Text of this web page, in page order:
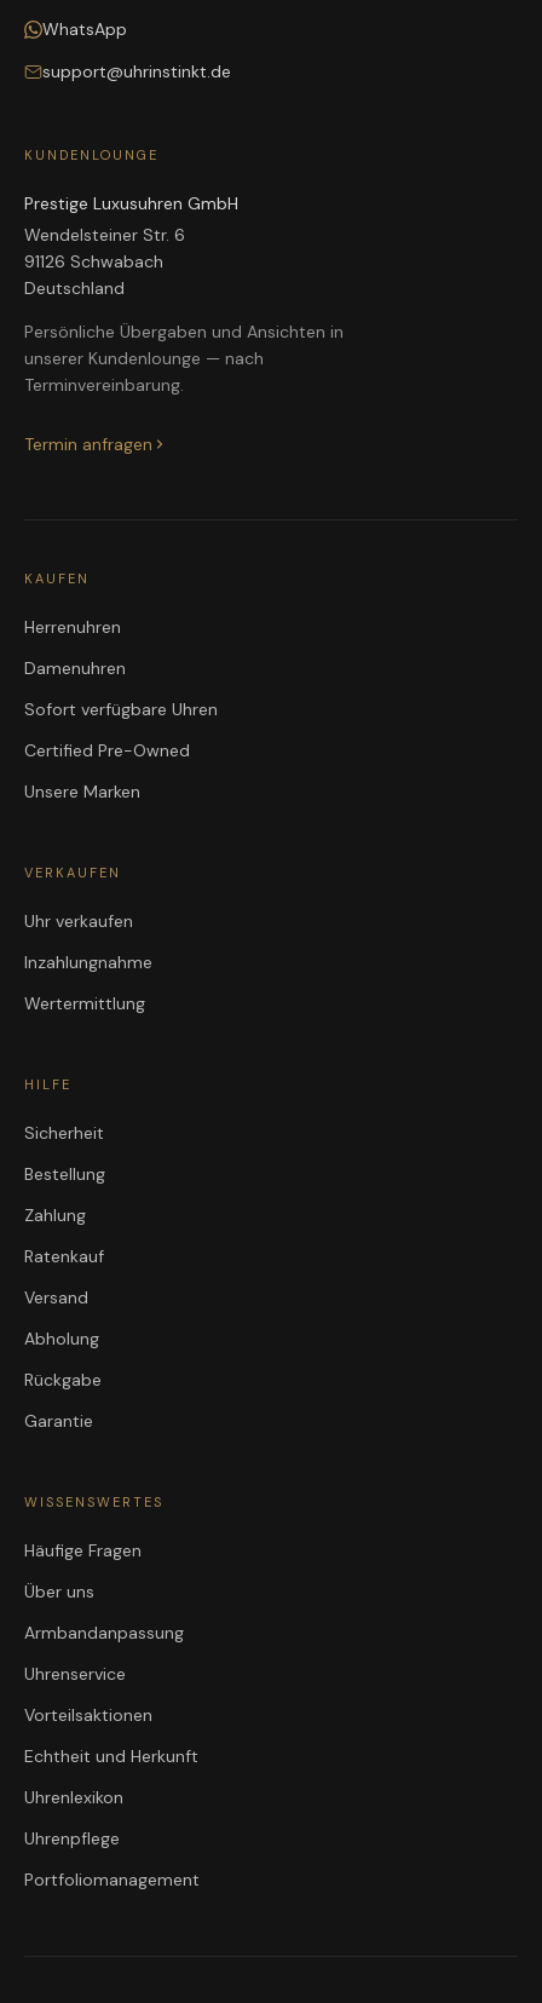
WhatsApp
support@uhrinstinkt.de
KUNDENLOUNGE
Prestige Luxusuhren GmbH
Wendelsteiner Str. 6
91126 Schwabach
Deutschland
Persönliche Übergaben und Ansichten in
unserer Kundenlounge — nach
Terminvereinbarung.
Termin anfragen
KAUFEN
Herrenuhren
Damenuhren
Sofort verfügbare Uhren
Certified Pre-Owned
Unsere Marken
VERKAUFEN
Uhr verkaufen
Inzahlungnahme
Wertermittlung
HILFE
Sicherheit
Bestellung
Zahlung
Ratenkauf
Versand
Abholung
Rückgabe
Garantie
WISSENSWERTES
Häufige Fragen
Über uns
Armbandanpassung
Uhrenservice
Vorteilsaktionen
Echtheit und Herkunft
Uhrenlexikon
Uhrenpflege
Portfoliomanagement